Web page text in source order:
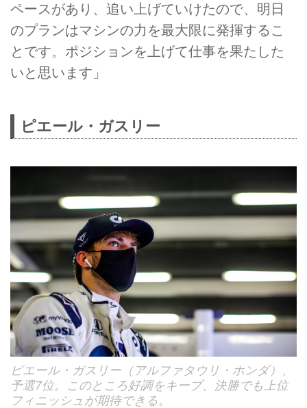
ペースがあり、追い上げていけたので、明日
のプランはマシンの力を最大限に発揮するこ
とです。ポジションを上げて仕事を果たした
いと思います」
ピエール・ガスリー
ピエール・ガスリー（アルファタウリ・ホンダ）、
予選7位。このところ好調をキープ、決勝でも上位
フィニッシュが期待できる。